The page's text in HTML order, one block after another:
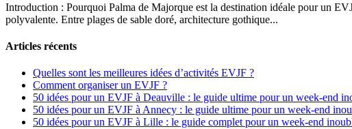
Introduction : Pourquoi Palma de Majorque est la destination idéale pour un
polyvalente. Entre plages de sable doré, architecture gothique...
Articles récents
Quelles sont les meilleures idées d’activités EVJF ?
Comment organiser un EVJF ?
50 idées pour un EVJF à Deauville : le guide ultime pour un week-end
50 idées pour un EVJF à Annecy : le guide ultime pour un week-end
50 idées pour un EVJF à Lille : le guide complet pour un week-end